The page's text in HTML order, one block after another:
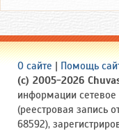
О сайте | Помощь
(c) 2005-2026
информации
(реестровая запись
68592),